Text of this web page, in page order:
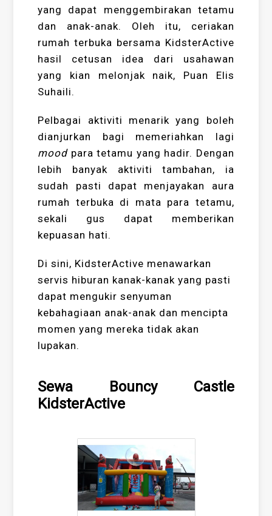
yang dapat menggembirakan tetamu
dan anak-anak. Oleh itu, ceriakan
rumah terbuka bersama KidsterActive
hasil cetusan idea dari usahawan
yang kian melonjak naik, Puan Elis
Suhaili.
Pelbagai aktiviti menarik yang boleh
dianjurkan bagi memeriahkan lagi
mood para tetamu yang hadir. Dengan
lebih banyak aktiviti tambahan, ia
sudah pasti dapat menjayakan aura
rumah terbuka di mata para tetamu,
sekali gus dapat memberikan
kepuasan hati.
Di sini, KidsterActive menawarkan
servis hiburan kanak-kanak yang pasti
dapat mengukir senyuman
kebahagiaan anak-anak dan mencipta
momen yang mereka tidak akan
lupakan.
Sewa Bouncy Castle
KidsterActive